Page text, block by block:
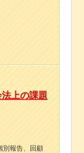
上の課題
別報告、回顧